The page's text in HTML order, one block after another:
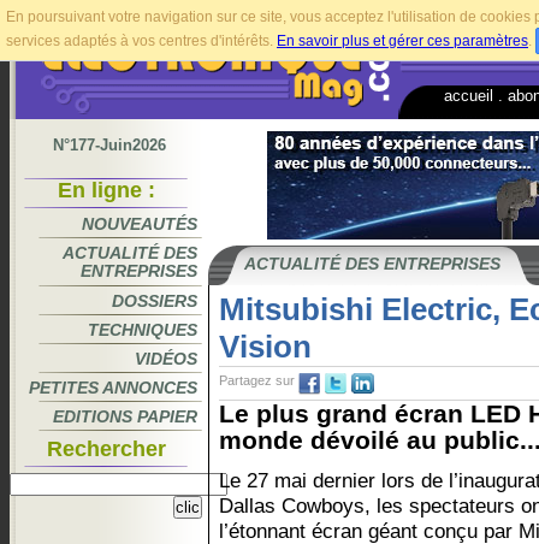
En poursuivant votre navigation sur ce site, vous acceptez l'utilisation de
services adaptés à vos centres d'intérêts. En savoir plus et gérer ces paramètres.
accueil
N°177-Juin2026
En ligne :
NOUVEAUTÉS
ACTUALITÉ DES
ENTREPRISES
DOSSIERS
TECHNIQUES
VIDÉOS
PETITES ANNONCES
EDITIONS PAPIER
Rechercher
ACTUALITÉ DES ENTREPRISES
Mitsubishi Electric,
Vision
Partagez sur
Le plus grand écran LED
monde dévoilé au
Le 27 mai dernier lors de
Dallas Cowboys, les spectateurs
l’étonnant écran géant conçu par